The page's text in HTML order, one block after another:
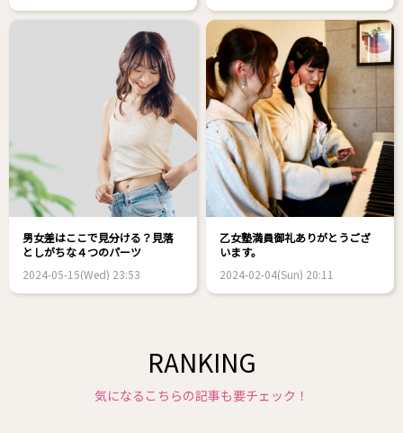
男女差はここで見分ける？見落
としがちな４つのパーツ
2024-05-15(Wed) 23:53
乙女塾満員御礼ありがとうござ
います。
2024-02-04(Sun) 20:11
RANKING
気になるこちらの記事も要チェック！